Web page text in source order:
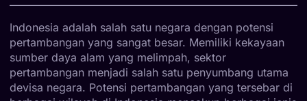
Indonesia adalah salah satu negara dengan potensi
pertambangan yang sangat besar. Memiliki kekayaan
sumber daya alam yang melimpah, sektor
pertambangan menjadi salah satu penyumbang utama
devisa negara. Potensi pertambangan yang tersebar di